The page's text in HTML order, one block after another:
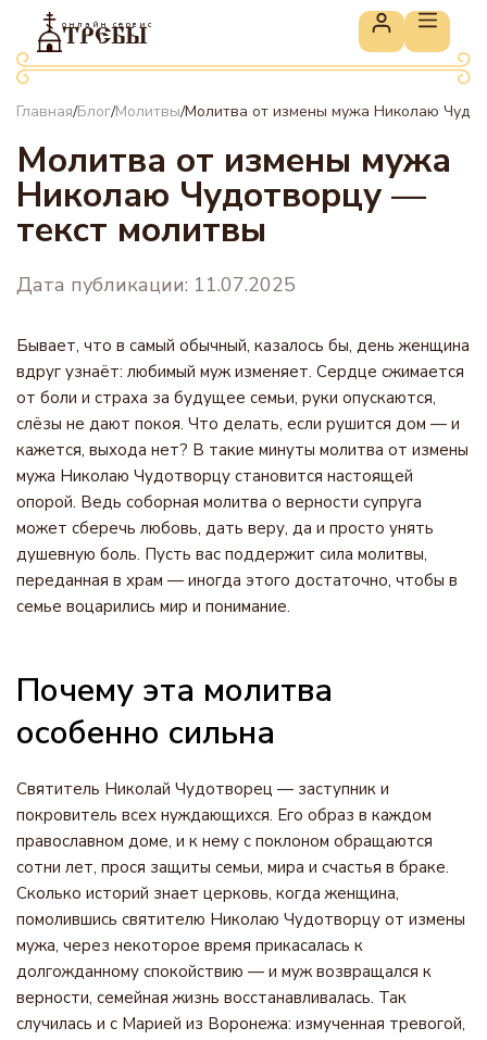
онлайн сервис
ТРЕБЫ
Главная/Блог/Молитвы/Молитва от измены мужа Николаю
Молитва от измены мужа
Николаю Чудотворцу —
текст молитвы
Дата публикации: 11.07.2025
Бывает, что в самый обычный, казалось бы, день женщина
вдруг узнаёт: любимый муж изменяет. Сердце сжимается
от боли и страха за будущее семьи, руки опускаются,
слёзы не дают покоя. Что делать, если рушится дом — и
кажется, выхода нет? В такие минуты молитва от измены
мужа Николаю Чудотворцу становится настоящей
опорой. Ведь соборная молитва о верности супруга
может сберечь любовь, дать веру, да и просто унять
душевную боль. Пусть вас поддержит сила молитвы,
переданная в храм — иногда этого достаточно, чтобы в
семье воцарились мир и понимание.
Почему эта молитва
особенно сильна
Святитель Николай Чудотворец — заступник и
покровитель всех нуждающихся. Его образ в каждом
православном доме, и к нему с поклоном обращаются
сотни лет, прося защиты семьи, мира и счастья в браке.
Сколько историй знает церковь, когда женщина,
помолившись святителю Николаю Чудотворцу от измены
мужа, через некоторое время прикасалась к
долгожданному спокойствию — и муж возвращался к
верности, семейная жизнь восстанавливалась. Так
случилась и с Марией из Воронежа: измученная тревогой,